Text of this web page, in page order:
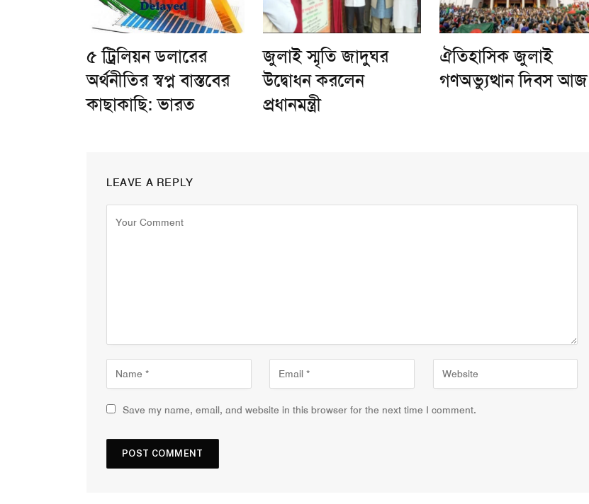
৫ ট্রিলিয়ন ডলারের
অর্থনীতির স্বপ্ন বাস্তবের
কাছাকাছি: ভারত
জুলাই স্মৃতি জাদুঘর
উদ্বোধন করলেন
প্রধানমন্ত্রী
ঐতিহাসিক জুলাই
গণঅভ্যুত্থান দিবস আজ
LEAVE A REPLY
Save my name, email, and website in this browser for the next time I comment.